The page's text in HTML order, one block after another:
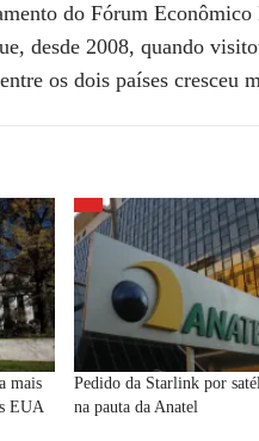
do Fórum
desde 2008, quando
os dois países cresceu
mais
EUA
Pedido da Starlink por
na pauta da Anatel